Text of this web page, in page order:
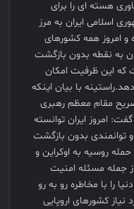
هسته ای را برای
اسلامی ایران به مرز
و امروز همه کشورهای
به نقطه بدون بازگشت
که این ظرفیت امکان
با بیان اینکه
مقام معظم رهبری
امروز ایران توانسته
توانمندی بدون بازگشت
روسیه به اوکراین و
جمله مسئله امنیت
را با مخاطره رو به رو
کشورهای اروپایی